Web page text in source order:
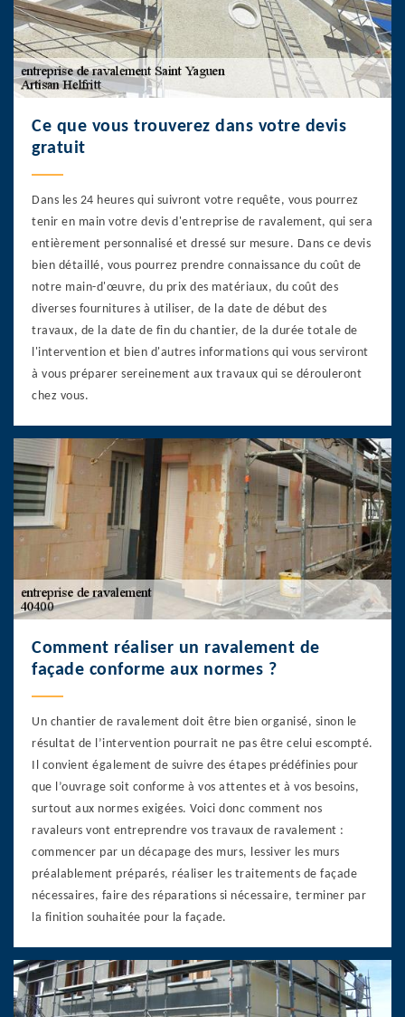
Ce que vous trouverez dans votre devis
gratuit
Dans les 24 heures qui suivront votre requête, vous pourrez
tenir en main votre devis d'entreprise de ravalement, qui sera
entièrement personnalisé et dressé sur mesure. Dans ce devis
bien détaillé, vous pourrez prendre connaissance du coût de
notre main-d'œuvre, du prix des matériaux, du coût des
diverses fournitures à utiliser, de la date de début des
travaux, de la date de fin du chantier, de la durée totale de
l'intervention et bien d'autres informations qui vous serviront
à vous préparer sereinement aux travaux qui se dérouleront
chez vous.
Comment réaliser un ravalement de
façade conforme aux normes ?
Un chantier de ravalement doit être bien organisé, sinon le
résultat de l’intervention pourrait ne pas être celui escompté.
Il convient également de suivre des étapes prédéfinies pour
que l’ouvrage soit conforme à vos attentes et à vos besoins,
surtout aux normes exigées. Voici donc comment nos
ravaleurs vont entreprendre vos travaux de ravalement :
commencer par un décapage des murs, lessiver les murs
préalablement préparés, réaliser les traitements de façade
nécessaires, faire des réparations si nécessaire, terminer par
la finition souhaitée pour la façade.